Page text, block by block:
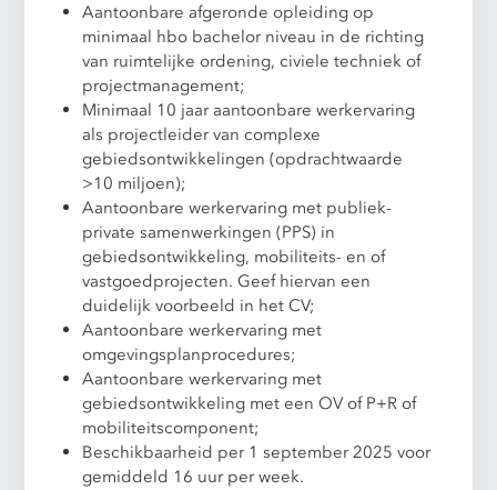
Aantoonbare afgeronde opleiding op
minimaal hbo bachelor niveau in de richting
van ruimtelijke ordening, civiele techniek of
projectmanagement;
Minimaal 10 jaar aantoonbare werkervaring
als projectleider van complexe
gebiedsontwikkelingen (opdrachtwaarde
>10 miljoen);
Aantoonbare werkervaring met publiek-
private samenwerkingen (PPS) in
gebiedsontwikkeling, mobiliteits- en of
vastgoedprojecten. Geef hiervan een
duidelijk voorbeeld in het CV;
Aantoonbare werkervaring met
omgevingsplanprocedures;
Aantoonbare werkervaring met
gebiedsontwikkeling met een OV of P+R of
mobiliteitscomponent;
Beschikbaarheid per 1 september 2025 voor
gemiddeld 16 uur per week.